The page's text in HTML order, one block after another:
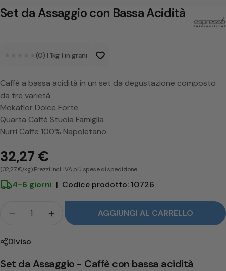
g
o
n
B
a
s
a
A
d
i
Set da Assaggio con Bassa Acidità
(0) | 1kg | in grani
Caffè a bassa acidità in un set da degustazione composto
da tre varietà
Mokaflor Dolce Forte
Quarta Caffè Stuoia Famiglia
Nurri Caffe 100% Napoletano
32,27 €
(32,27 €/kg) Prezzi incl. IVA più spese di spedizione
4-6 giorni | Codice prodotto: 10726
Quantità per Set da Assaggio con Bassa
Quantità per Set da Assaggio con
AGGIUNGI AL CARRELLO
Diviso
Set da Assaggio - Caffè con bassa acidità